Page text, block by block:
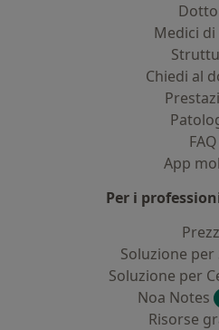
Medici di
Chiedi al
FAQ
App
Per i
Soluzione per
Soluzione per
Noa Notes
Risorse